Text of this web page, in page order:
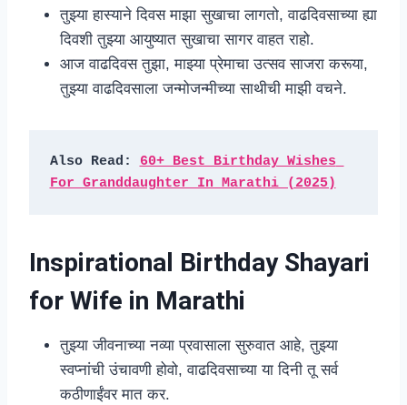
तुझ्या हास्याने दिवस माझा सुखाचा लागतो, वाढदिवसाच्या ह्या
दिवशी तुझ्या आयुष्यात सुखाचा सागर वाहत राहो.
आज वाढदिवस तुझा, माझ्या प्रेमाचा उत्सव साजरा करूया,
तुझ्या वाढदिवसाला जन्मोजन्मीच्या साथीची माझी वचने.
Also Read: 60+ Best Birthday Wishes
For Granddaughter In Marathi (2025)
Inspirational Birthday Shayari
for Wife in Marathi
तुझ्या जीवनाच्या नव्या प्रवासाला सुरुवात आहे, तुझ्या
स्वप्नांची उंचावणी होवो, वाढदिवसाच्या या दिनी तू सर्व
कठीणाईंवर मात कर.